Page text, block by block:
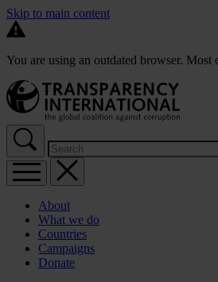
Skip to main content
You are using an outdated browser.
About
What we do
Countries
Campaigns
Donate